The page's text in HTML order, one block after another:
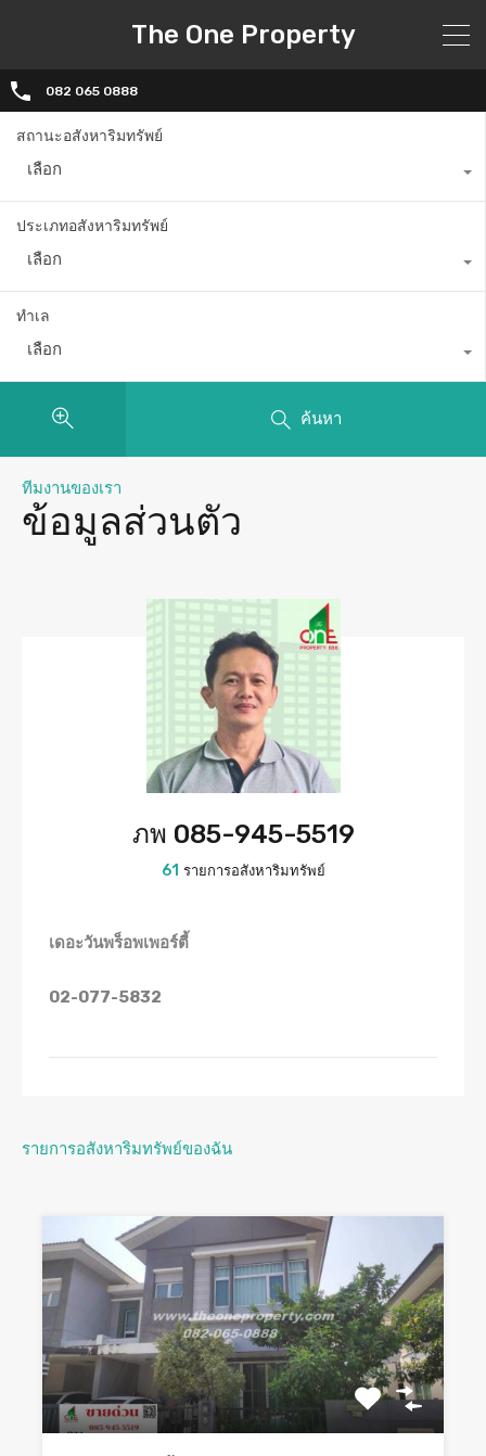
The One Property
082 065 0888
สถานะอสังหาริมทรัพย์
เลือก
ประเภทอสังหาริมทรัพย์
เลือก
ทำเล
เลือก
ค้นหา
ทีมงานของเรา
ข้อมูลส่วนตัว
ภพ 085-945-5519
61 รายการอสังหาริมทรัพย์
เดอะวันพร็อพเพอร์ตี้
02-077-5832
รายการอสังหาริมทรัพย์ของฉัน